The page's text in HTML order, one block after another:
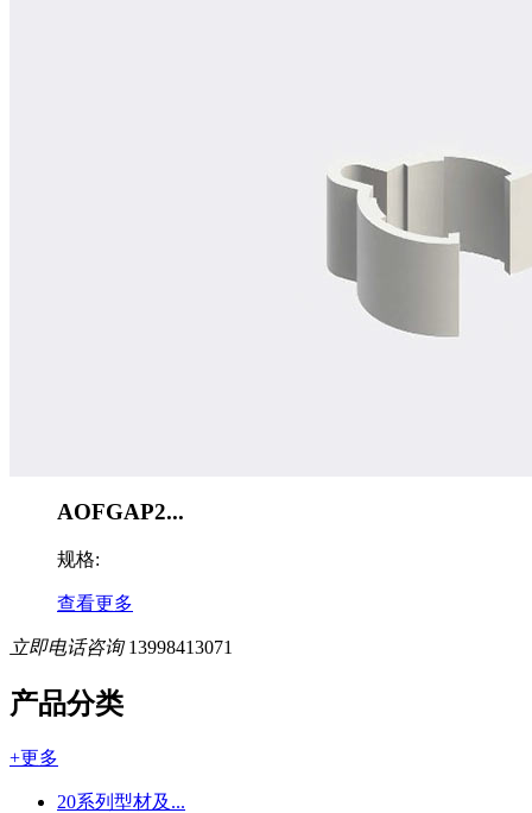
AOFGAP2...
规格:
查看更多
立即电话咨询 13998413071
产品分类
+更多
20系列型材及...